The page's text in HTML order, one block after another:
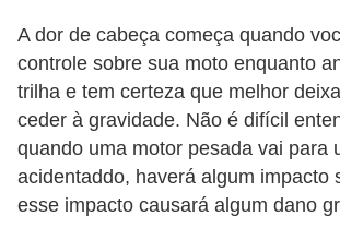
A dor de cabeça começa quando
controle sobre sua moto enquanto
trilha e tem certeza que melhor
ceder à gravidade. Não é difícil
quando uma motor pesada vai para
acidentaddo, haverá algum impacto
esse impacto causará algum dano
t
o
s
e
s
c